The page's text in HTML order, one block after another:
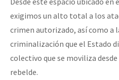
exigimos un alto total a los
crimen autorizado, así como a
criminalización que el Estado
colectivo que se moviliza
rebelde.